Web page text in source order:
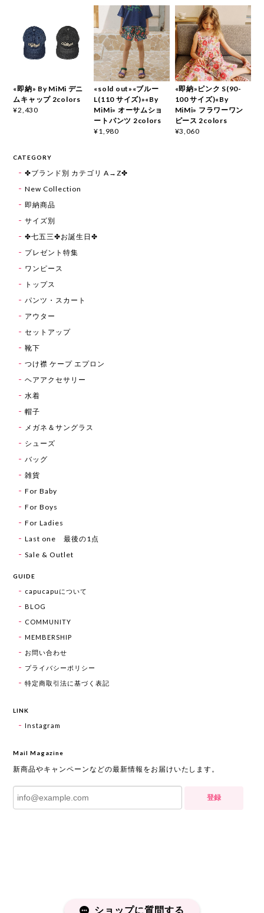
«即納» By MiMi デニ
ムキャップ 2colors
¥2,430
«sold out»«ブルー
L(110 サイズ)»«By
MiMi» オーサムショ
ートパンツ 2colors
¥1,980
«即納»ピンク S(90-
100 サイズ)«By
MiMi» フラワーワン
ピース 2colors
¥3,060
CATEGORY
✤ブランド別 カテゴリ A→Z✤
New Collection
即納商品
サイズ別
✤七五三✤お誕生日✤
プレゼント特集
ワンピース
トップス
パンツ・スカート
アウター
セットアップ
靴下
つけ襟 ケープ エプロン
ヘアアクセサリー
水着
帽子
メガネ＆サングラス
シューズ
バッグ
雑貨
For Baby
For Boys
For Ladies
Last one 最後の1点
Sale & Outlet
GUIDE
capucapuについて
BLOG
COMMUNITY
MEMBERSHIP
お問い合わせ
プライバシーポリシー
特定商取引法に基づく表記
LINK
Instagram
Mail Magazine
新商品やキャンペーンなどの最新情報をお届けいたします。
登録
ショップに質問する